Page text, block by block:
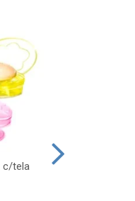
c/tela